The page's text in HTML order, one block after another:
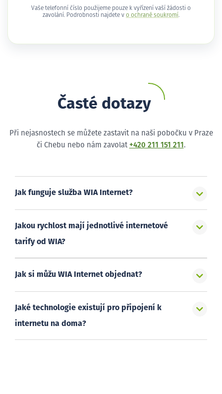
Vaše telefonní číslo použijeme pouze k vyřízení vaší žádosti o
zavolání. Podrobnosti najdete v o ochraně soukromí .
Časté dotazy
Při nejasnostech se můžete zastavit na naši pobočku v Praze
či Chebu nebo nám zavolat +420 211 151 211 .
Jak funguje služba WIA Internet?
Jakou rychlost mají jednotlivé internetové
tarify od WIA?
Jak si můžu WIA Internet objednat?
Jaké technologie existují pro připojení k
internetu na doma?